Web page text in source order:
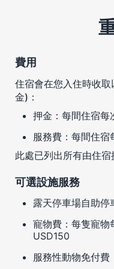
費用
住宿會在您入住時收
金)：
押金：每間住宿
服務費：每間住
此處已列出所有由住宿
可選設施服務
露天停車場自助停
寵物費：每隻寵物
USD150
服務性動物免付費